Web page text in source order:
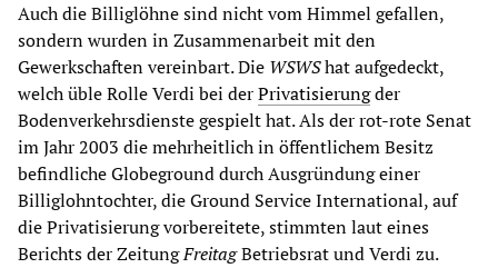
Auch die Billiglöhne sind nicht vom Himmel gefallen,
sondern wurden in Zusammenarbeit mit den
Gewerkschaften vereinbart. Die WSWShat aufgedeckt,
welch üble Rolle Verdi bei derPrivatisierungder
Bodenverkehrsdienste gespielt hat. Als der rot-rote Senat
im Jahr 2003 die mehrheitlich in öffentlichem Besitz
befindliche Globeground durch Ausgründung einer
Billiglohntochter, die Ground Service International, auf
die Privatisierung vorbereitete, stimmten laut eines
Berichts der ZeitungFreitagBetriebsrat und Verdi zu.